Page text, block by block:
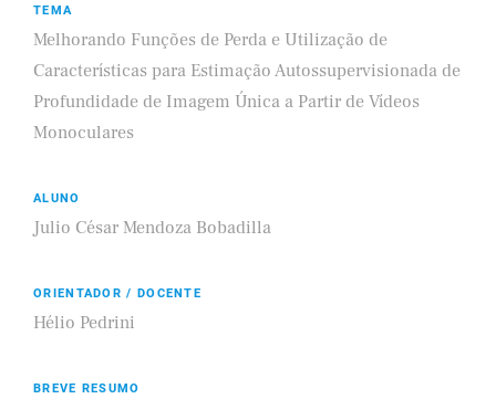
TEMA
Melhorando Funções de Perda e Utilização de
Características para Estimação Autossupervisionada de
Profundidade de Imagem Única a Partir de Vídeos
Monoculares
ALUNO
Julio César Mendoza Bobadilla
ORIENTADOR / DOCENTE
Hélio Pedrini
BREVE RESUMO